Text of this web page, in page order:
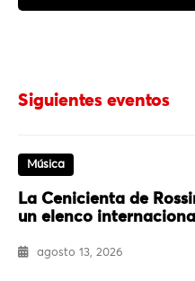
Siguientes eventos
Música
La Cenicienta de
un elenco internacional
agosto 13, 2026